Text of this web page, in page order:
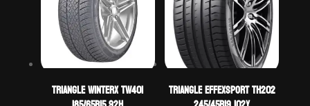
TRIANGLE WINTERX TW401 TRIANGLE EFFEXSPORT TH202